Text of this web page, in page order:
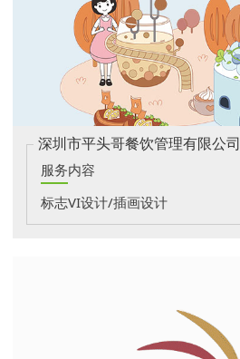
深圳市平头哥餐饮管理有限公司
服务内容
标志VI设计/插画设计